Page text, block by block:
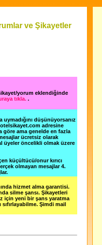
ve Şikayetler
yorum eklendiğinde
tıkla. .
düşünüyorsanız
adresine
göre ama genelde en fazla
ücretsiz olarak
üyeler öncelikli olmak üzere
küçültücü/onur kırıcı
olmayan mesajlar 4.
hizmet alma garantisi.
silme şansı. Şikayetleri
için yeni bir şans yaratma
sıfırlayabilme. Şimdi mail